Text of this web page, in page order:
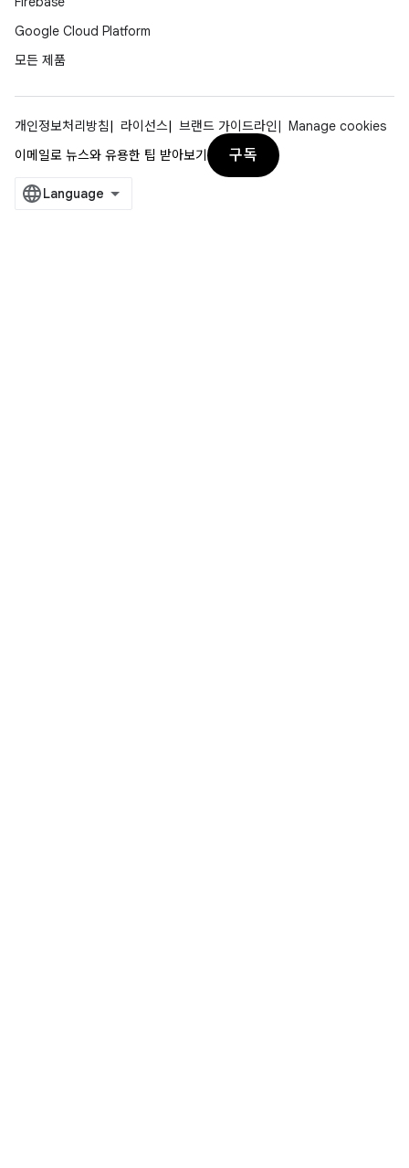
Google Cloud Platform
모든 제품
개인정보처리방침 라이선스 브랜드 가이드라인
Manage cookies
이메일로 뉴스와 유용한 팁 받아보기
구독